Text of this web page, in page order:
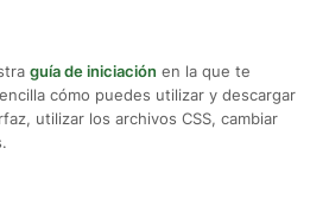
guía de iniciación en la que te
cómo puedes utilizar y descargar
utilizar los archivos CSS, cambiar